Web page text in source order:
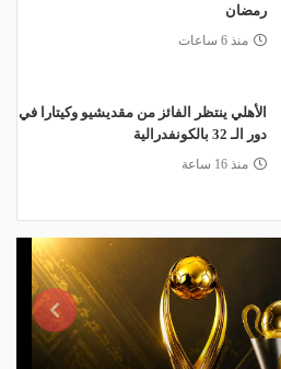
رمضان
منذ 6 ساعات
الأهلي ينتظر الفائز من مقديشيو وكيتارا في
دور الـ 32 بالكونفدرالية
منذ 16 ساعة